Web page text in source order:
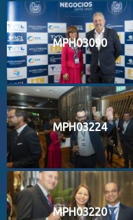
MPH03090
MPH03224
MPH03220